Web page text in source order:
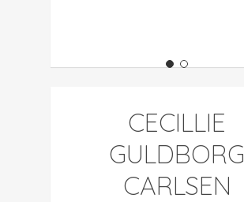
CECILLIE
GULDBORG
CARLSEN